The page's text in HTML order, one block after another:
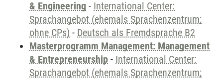
& Engineering - International Center:
Sprachangebot (ehemals Sprachenzentrum;
ohne CPs) - Deutsch als Fremdsprache B2
Masterprogramm Management: Management
& Entrepreneurship - International Center:
Sprachangebot (ehemals Sprachenzentrum;